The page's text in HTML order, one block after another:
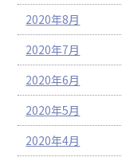
2020年8月
2020年7月
2020年6月
2020年5月
2020年4月